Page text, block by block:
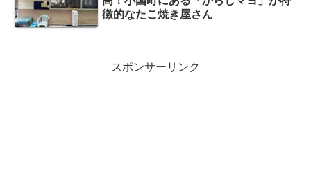
徴的なたこ焼き屋さん
スポンサーリンク